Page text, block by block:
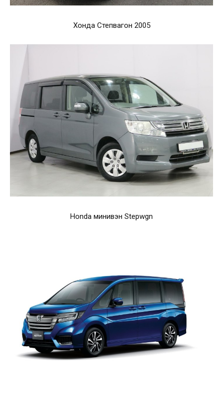
Хонда Степвагон 2005
Honda минивэн Stepwgn